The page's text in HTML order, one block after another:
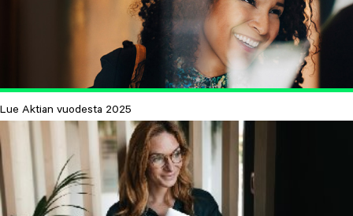
Lue Aktian vuodesta 2025